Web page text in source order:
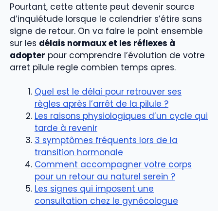
Pourtant, cette attente peut devenir source
d’inquiétude lorsque le calendrier s’étire sans
signe de retour. On va faire le point ensemble
sur les délais normaux et les réflexes à
adopter pour comprendre l’évolution de votre
arret pilule regle combien temps apres.
Quel est le délai pour retrouver ses
règles après l’arrêt de la pilule ?
Les raisons physiologiques d’un cycle qui
tarde à revenir
3 symptômes fréquents lors de la
transition hormonale
Comment accompagner votre corps
pour un retour au naturel serein ?
Les signes qui imposent une
consultation chez le gynécologue